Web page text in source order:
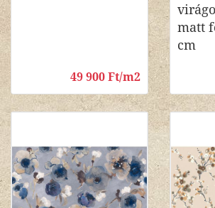
49 900 Ft/m2
matt
cm